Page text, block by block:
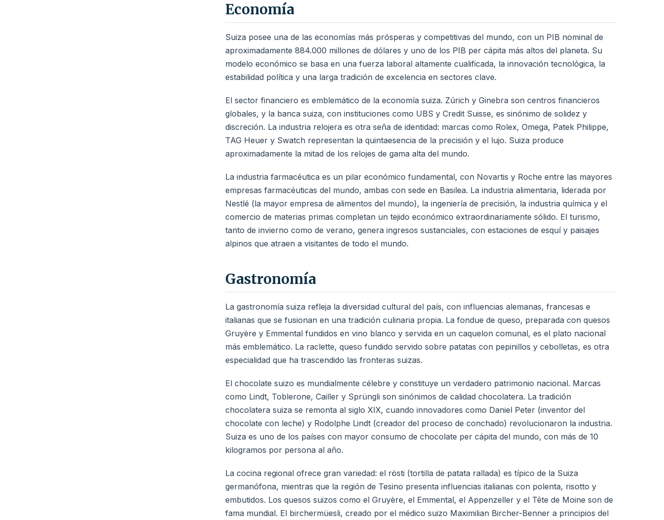
Economía
Suiza posee una de las economías más prósperas y competitivas del mundo, con un PIB nominal de
aproximadamente 884.000 millones de dólares y uno de los PIB per cápita más altos del planeta. Su
modelo económico se basa en una fuerza laboral altamente cualificada, la innovación tecnológica, la
estabilidad política y una larga tradición de excelencia en sectores clave.
El sector financiero es emblemático de la economía suiza. Zúrich y Ginebra son centros financieros
globales, y la banca suiza, con instituciones como UBS y Credit Suisse, es sinónimo de solidez y
discreción. La industria relojera es otra seña de identidad: marcas como Rolex, Omega, Patek Philippe,
TAG Heuer y Swatch representan la quintaesencia de la precisión y el lujo. Suiza produce
aproximadamente la mitad de los relojes de gama alta del mundo.
La industria farmacéutica es un pilar económico fundamental, con Novartis y Roche entre las mayores
empresas farmacéuticas del mundo, ambas con sede en Basilea. La industria alimentaria, liderada por
Nestlé (la mayor empresa de alimentos del mundo), la ingeniería de precisión, la industria química y el
comercio de materias primas completan un tejido económico extraordinariamente sólido. El turismo,
tanto de invierno como de verano, genera ingresos sustanciales, con estaciones de esquí y paisajes
alpinos que atraen a visitantes de todo el mundo.
Gastronomía
La gastronomía suiza refleja la diversidad cultural del país, con influencias alemanas, francesas e
italianas que se fusionan en una tradición culinaria propia. La fondue de queso, preparada con quesos
Gruyère y Emmental fundidos en vino blanco y servida en un caquelon comunal, es el plato nacional
más emblemático. La raclette, queso fundido servido sobre patatas con pepinillos y cebolletas, es otra
especialidad que ha trascendido las fronteras suizas.
El chocolate suizo es mundialmente célebre y constituye un verdadero patrimonio nacional. Marcas
como Lindt, Toblerone, Cailler y Sprüngli son sinónimos de calidad chocolatera. La tradición
chocolatera suiza se remonta al siglo XIX, cuando innovadores como Daniel Peter (inventor del
chocolate con leche) y Rodolphe Lindt (creador del proceso de conchado) revolucionaron la industria.
Suiza es uno de los países con mayor consumo de chocolate per cápita del mundo, con más de 10
kilogramos por persona al año.
La cocina regional ofrece gran variedad: el rösti (tortilla de patata rallada) es típico de la Suiza
germanófona, mientras que la región de Tesino presenta influencias italianas con polenta, risotto y
embutidos. Los quesos suizos como el Gruyère, el Emmental, el Appenzeller y el Tête de Moine son de
fama mundial. El birchermüesli, creado por el médico suizo Maximilian Bircher-Benner a principios del